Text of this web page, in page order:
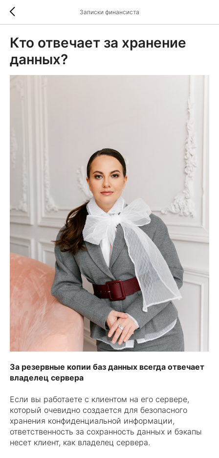
Записки финансиста
Кто отвечает за хранение
данных?
За резервные копии баз данных всегда отвечает
владелец сервера
Если вы работаете с клиентом на его сервере,
который очевидно создается для безопасного
хранения конфиденциальной информации,
ответственность за сохранность данных и бэкапы
несет клиент, как владелец сервера.